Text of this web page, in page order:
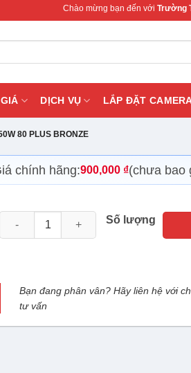
Chào mừng bạn đến vớiTrường Thịnh
DỊCH VỤ LẮP ĐẶT
80 PLUS BRONZE
chính hãng:900,000 ₫(chưa bao
Số lượng
Nguồn máy tính Xigmatek THOR T450
Bạn đang phân vân? Hãy liên hệ với
tư vấn